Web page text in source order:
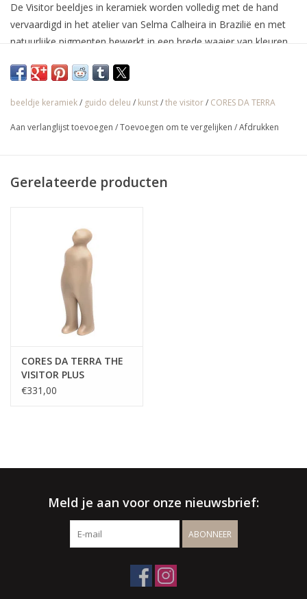
De Visitor beeldjes in keramiek worden volledig met de hand
vervaardigd in het atelier van Selma Calheira in Brazilië en met
natuurlijke pigmenten bewerkt in een brede waaier van kleuren.
Deleu was echter in
√ Jarenlange ervaring
beeldje keramiek/ guido deleu / kunst/the visitor/ CORES DA TERRA
Aan verlanglijst toevoegen /Toevoegen om te vergelijken /Afdrukken
Gerelateerde producten
CORES DA TERRA THE
VISITOR PLUS
€331,00
Meld je aan voor onze nieuwsbrief:
ABONNEER